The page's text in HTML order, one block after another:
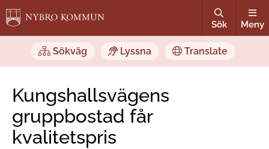
Sök Meny
Sökväg Lyssna Translate
Kungshallsvägens
gruppbostad får
kvalitetspris